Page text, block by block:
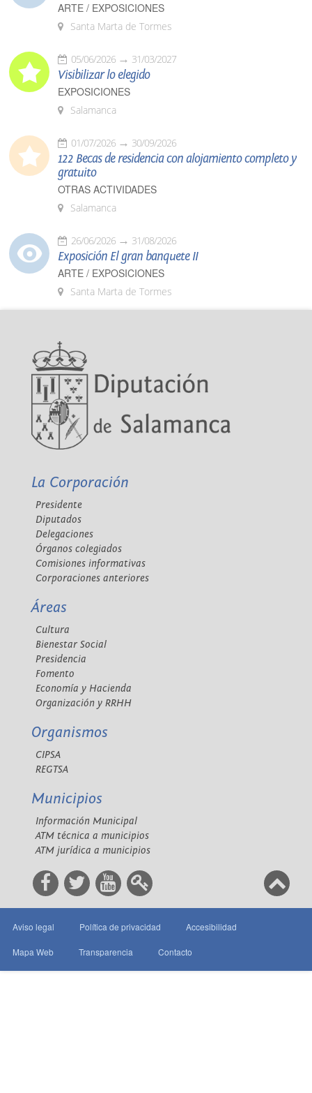
ARTE / EXPOSICIONES
Santa Marta de Tormes
05/06/2026 31/03/2027
Visibilizar lo elegido
EXPOSICIONES
Salamanca
01/07/2026 30/09/2026
122 Becas de residencia con alojamiento completo y
gratuito
OTRAS ACTIVIDADES
Salamanca
26/06/2026 31/08/2026
Exposición El gran banquete II
ARTE / EXPOSICIONES
Santa Marta de Tormes
La Corporación
Presidente
Diputados
Delegaciones
Órganos colegiados
Comisiones informativas
Corporaciones anteriores
Áreas
Cultura
Bienestar Social
Presidencia
Fomento
Economía y Hacienda
Organización y RRHH
Organismos
CIPSA
REGTSA
Municipios
Información Municipal
ATM técnica a municipios
ATM jurídica a municipios
Aviso legal Política de privacidad Accesibilidad
Mapa Web Transparencia Contacto